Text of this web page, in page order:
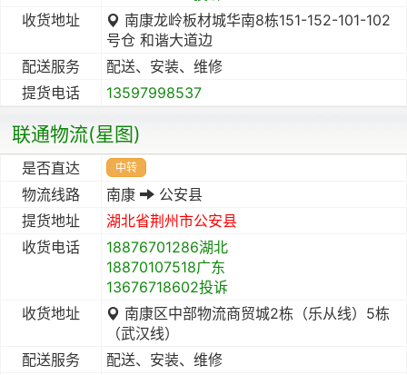
收货地址
南康龙岭板材城华南8栋151-152-101-102
号仓 和谐大道边
配送服务
配送、安装、维修
提货电话
13597998537
联通物流(星图)
是否直达 中转
物流线路 南康
公安县
提货地址
湖北省荆州市公安县
收货电话
18876701286湖北
18870107518广东
13676718602投诉
收货地址
南康区中部物流商贸城2栋（乐从线）5栋
（武汉线）
配送服务
配送、安装、维修